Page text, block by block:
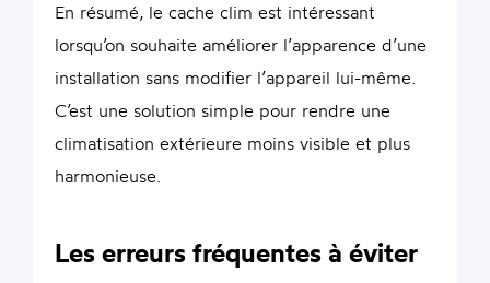
En résumé, le cache clim est intéressant
lorsqu’on souhaite améliorer l’apparence d’une
installation sans modifier l’appareil lui-même.
C’est une solution simple pour rendre une
climatisation extérieure moins visible et plus
harmonieuse.
Les erreurs fréquentes à éviter